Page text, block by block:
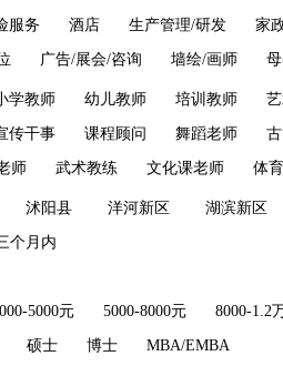
服务 酒店 生产管理/研发 家
广告/展会/咨询 墙绘/画师
学教师 幼儿教师 培训教师
传干事 课程顾问 舞蹈老师
师 武术教练 文化课老师 体
沭阳县 洋河新区 湖滨新区
个月内
5000元 5000-8000元 8000-1.2
硕士 博士 MBA/EMBA